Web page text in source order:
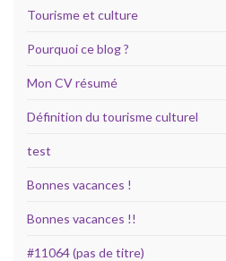
Tourisme et culture
Pourquoi ce blog ?
Mon CV résumé
Définition du tourisme culturel
test
Bonnes vacances !
Bonnes vacances !!
#11064 (pas de titre)